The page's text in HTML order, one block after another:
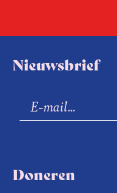
Nieuwsbrief
Doneren